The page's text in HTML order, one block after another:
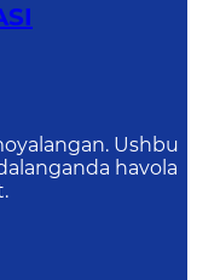
Ushbu
havola